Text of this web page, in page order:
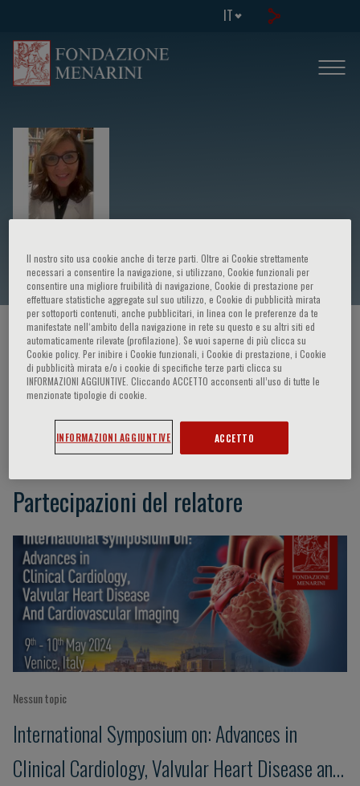
IT
Agatella Barchitta
HOME PAGE / CORSI ED EVENTI / RELATORE
Agatella Barchitta
Partecipazioni del relatore
Nessun topic
International Symposium on: Advances in
Clinical Cardiology, Valvular Heart Disease and
Il nostro sito usa cookie anche di terze parti. Oltre ai Cookie strettamente
necessari a consentire la navigazione, si utilizzano, Cookie funzionali per
consentire una migliore fruibilità di navigazione, Cookie di prestazione per
effettuare statistiche aggregate sul suo utilizzo, e Cookie di pubblicità mirata
per sottoporti contenuti, anche pubblicitari, in linea con le preferenze da te
manifestate nell‘ambito della navigazione in rete su questo e su altri siti ed
automaticamente rilevate (profilazione). Se vuoi saperne di più clicca su
Cookie policy. Per inibire i Cookie funzionali, i Cookie di prestazione, i Cookie
di pubblicità mirata e/o i cookie di specifiche terze parti clicca su
INFORMAZIONI AGGIUNTIVE. Cliccando ACCETTO acconsenti all’uso di tutte le
menzionate tipologie di cookie.
INFORMAZIONI AGGIUNTIVE ACCETTO